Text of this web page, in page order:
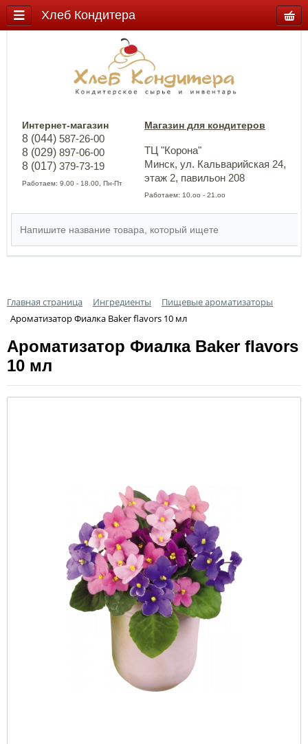
Интернет-магазин
8 (044) 587-26-00
8 (029) 897-06-00
8 (017) 379-73-19
Работаем: 9.00 - 18.00, Пн-Пт
Магазин для кондитеров
ТЦ "Корона"
Минск, ул. Кальварийская 24,
этаж 2, павильон 208
Работаем: 10.оо - 21.оо
Главная страница Ингредиенты
Пищевые ароматизаторы
Ароматизатор Фиалка Baker flavors 10 мл
Ароматизатор Фиалка Baker flavors
10 мл
Хлеб Кондитера